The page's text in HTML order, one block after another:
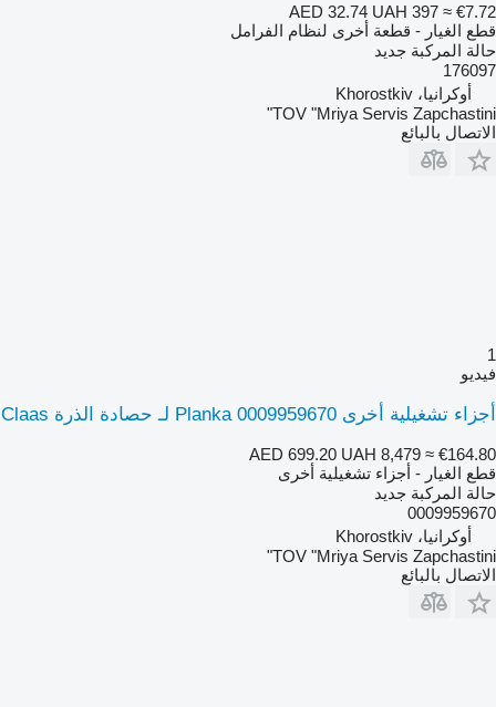
AED 32.74 UAH 397 ≈ €7.72
قطع الغيار - قطعة أخرى لنظام الفرامل
حالة المركبة جديد
176097
أوكرانيا، Khorostkiv
TOV "Mriya Servis Zapchastini"
الاتصال بالبائع
1
فيديو
أجزاء تشغيلية أخرى Planka 0009959670 لـ حصادة الذرة Claas
AED 699.20 UAH 8,479 ≈ €164.80
قطع الغيار - أجزاء تشغيلية أخرى
حالة المركبة جديد
0009959670
أوكرانيا، Khorostkiv
TOV "Mriya Servis Zapchastini"
الاتصال بالبائع